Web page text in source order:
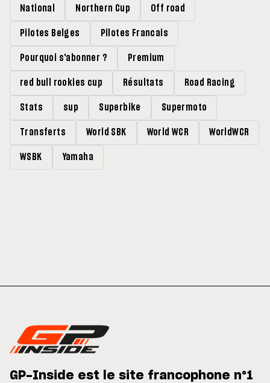
National Northern Cup Off road
Pilotes Belges Pilotes Francais
Pourquoi s'abonner ? Premium
red bull rookies cup Résultats Road Racing
Stats sup Superbike Supermoto
Transferts World SBK World WCR WorldWCR
WSBK Yamaha
GP-Inside est le site francophone n°1